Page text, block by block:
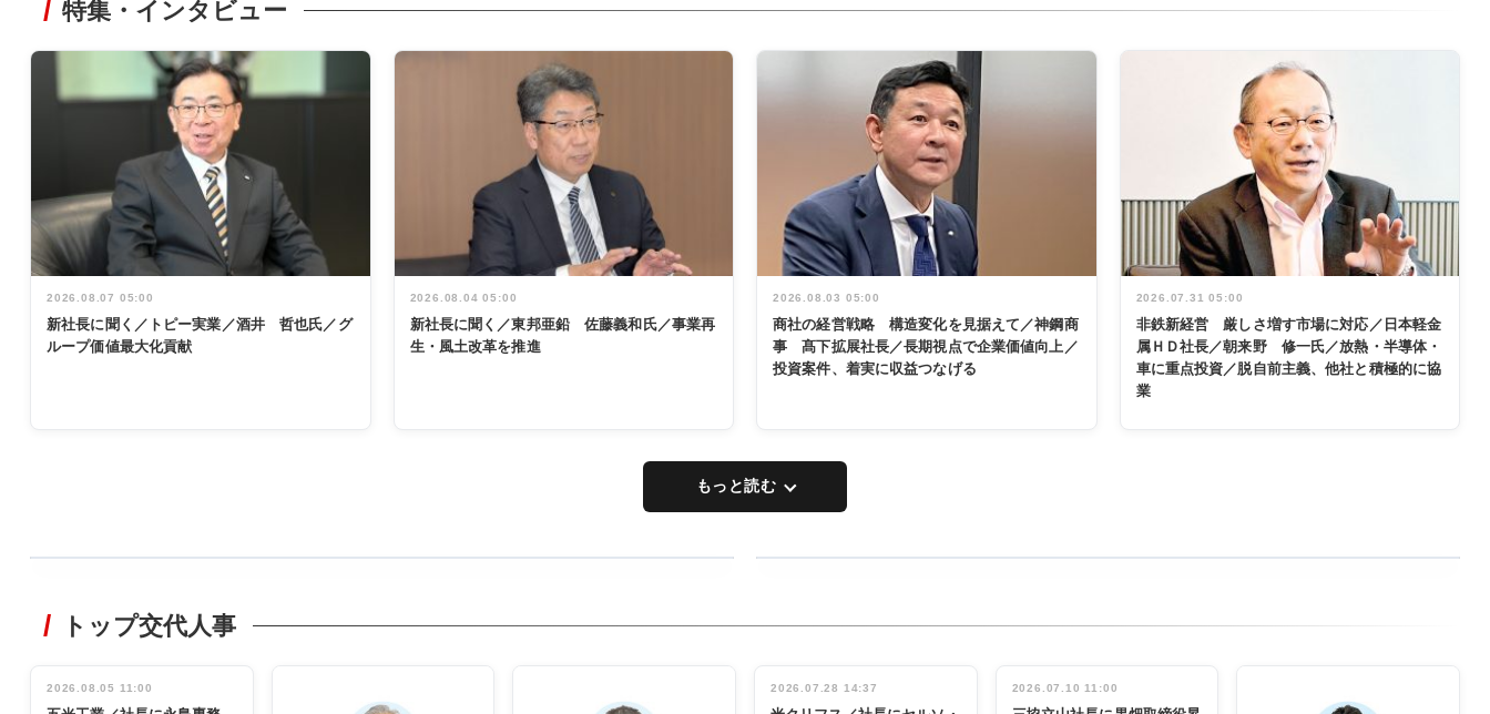
特集・インタビュー
2026.08.07 05:00
新社長に聞く／トピー実業／酒井 哲也氏／グ
ループ価値最大化貢献
2026.08.04 05:00
新社長に聞く／東邦亜鉛 佐藤義和氏／事業再
生・風土改革を推進
2026.08.03 05:00
商社の経営戦略 構造変化を見据えて／神鋼商
事 髙下拡展社長／長期視点で企業価値向上／
投資案件、着実に収益つなげる
2026.07.31 05:00
非鉄新経営 厳しさ増す市場に対応／日本軽金
属ＨＤ社長／朝来野 修一氏／放熱・半導体・
車に重点投資／脱自前主義、他社と積極的に協
業
もっと読む
非鉄業界で
管理職編
インタビュ
INTERVIEW
念祝う 業界
関係者ら220
トップ交代人事
2026.08.05 11:00 2026.07.28 14:37 2026.07.10 11:00